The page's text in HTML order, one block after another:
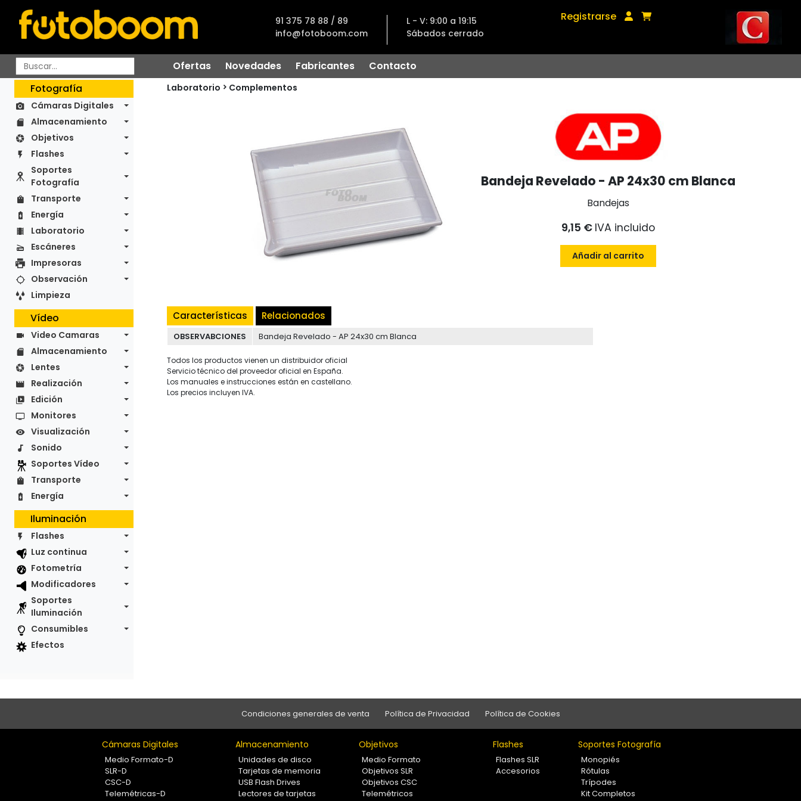
91 375 78 88 / 89
info@fotoboom.com
L - V: 9:00 a 19:15
Sábados cerrado
Registrarse
Ofertas Novedades Fabricantes
Contacto
Fotografía
Cámaras Digitales
Almacenamiento
Objetivos
Flashes
Soportes
Fotografía
Transporte
Energía
Laboratorio
Escáneres
Impresoras
Observación
Limpieza
Vídeo
Video Camaras
Almacenamiento
Lentes
Realización
Edición
Monitores
Visualización
Sonido
Soportes Vídeo
Transporte
Energía
Iluminación
Flashes
Luz continua
Fotometría
Modificadores
Soportes
Iluminación
Consumibles
Efectos
Laboratorio Complementos
Bandeja Revelado - AP 24x30 cm Blanca
Bandejas
9,15 € IVA incluido
Añadir al carrito
Características Relacionados
OBSERVABCIONES Bandeja Revelado - AP 24x30 cm Blanca
Todos los productos vienen un distribuidor oficial
Servicio técnico del proveedor oficial en España.
Los manuales e instrucciones están en castellano.
Los precios incluyen IVA.
Condiciones generales de venta Política de Privacidad Política de Cookies
Cámaras Digitales
Medio Formato-D
SLR-D
CSC-D
Telemétricas-D
Almacenamiento
Unidades de disco
Tarjetas de memoria
USB Flash Drives
Lectores de tarjetas
Objetivos
Medio Formato
Objetivos SLR
Objetivos CSC
Telemétricos
Flashes
Flashes SLR
Accesorios
Soportes Fotografía
Monopiés
Rótulas
Trípodes
Kit Completos